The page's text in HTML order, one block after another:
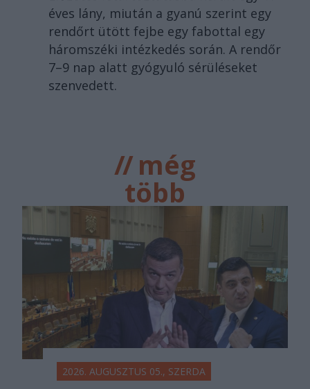
éves lány, miután a gyanú szerint egy
rendőrt ütött fejbe egy fabottal egy
háromszéki intézkedés során. A rendőr
7–9 nap alatt gyógyuló sérüléseket
szenvedett.
//még
több
főtér.ro
2026. AUGUSZTUS 05., SZERDA